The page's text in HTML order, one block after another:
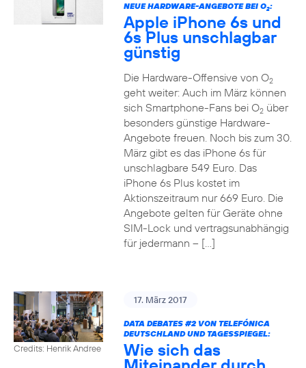
NEUE HARDWARE-ANGEBOTE BEI O2:
Apple iPhone 6s und
6s Plus unschlagbar
günstig
Die Hardware-Offensive von O2
geht weiter: Auch im März können
sich Smartphone-Fans bei O2über
besonders günstige Hardware-
Angebote freuen. Noch bis zum 30.
März gibt es das iPhone 6s für
unschlagbare 549 Euro. Das
iPhone 6s Plus kostet im
Aktionszeitraum nur 669 Euro. Die
Angebote gelten für Geräte ohne
SIM-Lock und vertragsunabhängig
für jedermann – […]
Credits: Henrik Andree
17. März 2017
DATA DEBATES #2VON TELEFÓNICA
DEUTSCHLAND UND TAGESSPIEGEL:
Wie sich das